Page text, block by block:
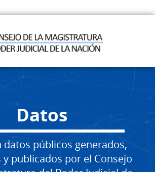
Datos
datos públicos generados,
y publicados por el Consejo